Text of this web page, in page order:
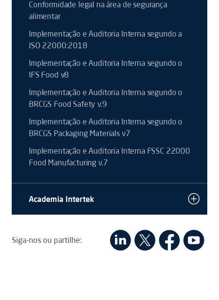
Conformidade legal na área de segurança
alimentar
Implementação e Auditoria Interna segundo a
ISO 22000:2018
Implementação e Auditoria Interna segundo o
IFS Food v8
Implementação e Auditoria Interna segundo o
BRCGS Food Safety v.9
Implementação e Auditoria Interna segundo o
BRCGS Packaging Materials v7
Implementação e Auditoria Interna FSSC 22000
Food Manufacturing v.7
Academia Intertek
Siga-nos ou partilhe: